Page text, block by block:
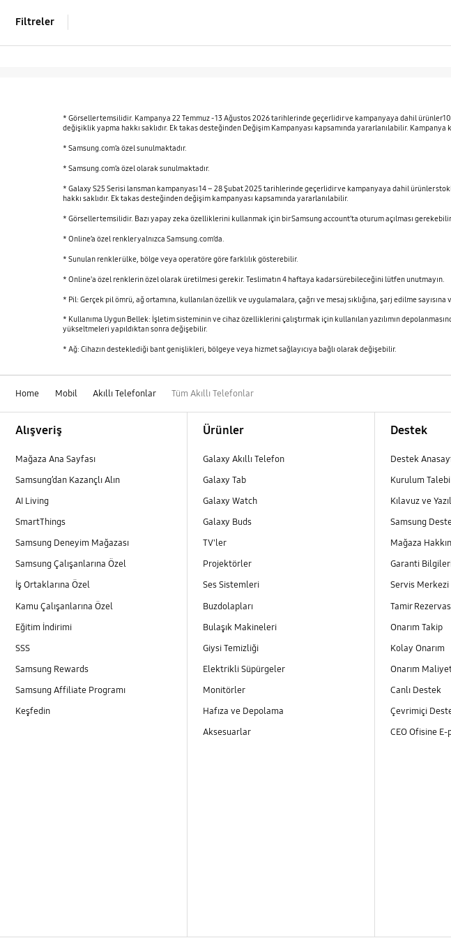
Filtreler
* Görseller temsilidir. Kampanya 22 Temmuz - 13 Ağustos 2026 tarihlerinde geçerlidir ve kampanyaya dahil ürünler
değişiklik yapma hakkı saklıdır. Ek takas desteğinden Değişim Kampanyası kapsamında yararlanılabilir. Kampanya
* Samsung.com’a özel sunulmaktadır.
* Samsung.com’a özel olarak sunulmaktadır.
* Galaxy S25 Serisi lansman kampanyası 14 – 28 Şubat 2025 tarihlerinde geçerlidir ve kampanyaya dahil ürünler
hakkı saklıdır. Ek takas desteğinden değişim kampanyası kapsamında yararlanılabilir.
* Görseller temsilidir. Bazı yapay zeka özelliklerini kullanmak için bir Samsung account’ta oturum açılması
* Online’a özel renkler yalnızca Samsung.com’da.
* Sunulan renkler ülke, bölge veya operatöre göre farklılık gösterebilir.
* Online'a özel renklerin özel olarak üretilmesi gerekir. Teslimatın 4 haftaya kadar sürebileceğini lütfen unutmayın.
* Pil: Gerçek pil ömrü, ağ ortamına, kullanılan özellik ve uygulamalara, çağrı ve mesaj sıklığına, şarj edilme
* Kullanıma Uygun Bellek: İşletim sisteminin ve cihaz özelliklerini çalıştırmak için kullanılan yazılımın
yükseltmeleri yapıldıktan sonra değişebilir.
* Ağ: Cihazın desteklediği bant genişlikleri, bölgeye veya hizmet sağlayıcıya bağlı olarak değişebilir.
Home Mobil Akıllı Telefonlar Tüm Akıllı Telefonlar
Alışveriş
Mağaza Ana Sayfası
Samsung’dan Kazançlı Alın
AI Living
SmartThings
Samsung Deneyim Mağazası
Samsung Çalışanlarına Özel
İş Ortaklarına Özel
Kamu Çalışanlarına Özel
Eğitim İndirimi
SSS
Samsung Rewards
Samsung Affiliate Programı
Keşfedin
Ürünler
Galaxy Akıllı Telefon
Galaxy Tab
Galaxy Watch
Galaxy Buds
TV'ler
Projektörler
Ses Sistemleri
Buzdolapları
Bulaşık Makineleri
Giysi Temizliği
Elektrikli Süpürgeler
Monitörler
Hafıza ve Depolama
Aksesuarlar
Destek
Destek
Kurulum Talebi
Kılavuz ve
Samsung
Mağaza
Garanti
Servis Merkezi
Tamir
Onarım Takip
Kolay Onarım
Onarım
Canlı Destek
Çevrimiçi
CEO Ofisine